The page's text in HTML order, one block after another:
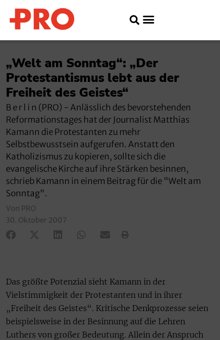
„Welt am Sonntag“: „Der
Protestantismus lebt aus der
Freiheit des Geistes“
B e r l i n (PRO) - Anlässlich des bevorstehenden
Reformationstages hat der Journalist Matthias
Kamann die Protestanten zu mehr
Selbstbewusstsein aufgerufen. Anstatt den
Katholizismus zu kopieren, sollte sich die
evangelische Kirche auf ihre Stärken besinnen,
schrieb Kamann in einem Beitrag für die "Welt am
Sonntag".
Von PRO
30. Oktober 2007
Das größte Potenzial sieht Kamann in der
Vielstimmigkeit der Protestanten und in ihrer
„Freiheit des Geistes“. Kritische Denkprozesse seien
beispielsweise in der Besinnung auf die Lehren
Luthers von großer Bedeutung. Allein der Anspruch